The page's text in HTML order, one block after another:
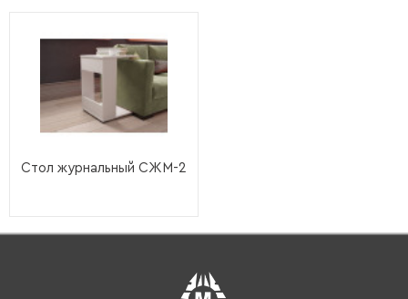
Стол журнальный СЖМ-2